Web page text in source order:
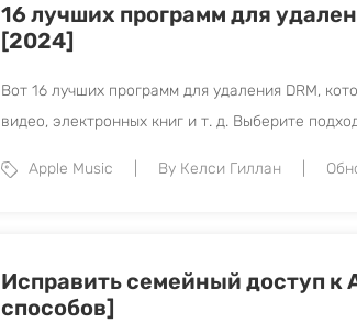
16 лучших программ для
[2024]
Вот 16 лучших программ для удаления DRM,
видео, электронных книг и т. д. Выберите
Apple Music By Келси Гиллан
Исправить семейный доступ к
способов]